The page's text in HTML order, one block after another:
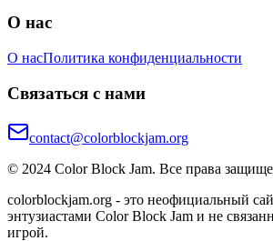
О нас
О насПолитика конфиденциальности
Связаться с нами
contact@colorblockjam.org
© 2024 Color Block Jam. Все права
colorblockjam.org - это неофициальный
энтузиастами Color Block Jam и не
игрой.